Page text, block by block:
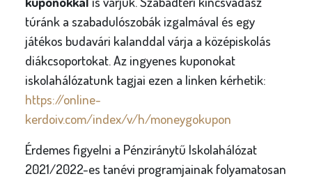
túránk a szabadulószobák izgalmával és egy
játékos budavári kalanddal várja a középiskolás
diákcsoportokat. Az ingyenes kuponokat
iskolahálózatunk tagjai ezen a linken kérhetik:
https://online-
kerdoiv.com/index/v/h/moneygokupon
Érdemes figyelni a Pénziránytű Iskolahálózat
2021/2022-es tanévi programjainak folyamatosan